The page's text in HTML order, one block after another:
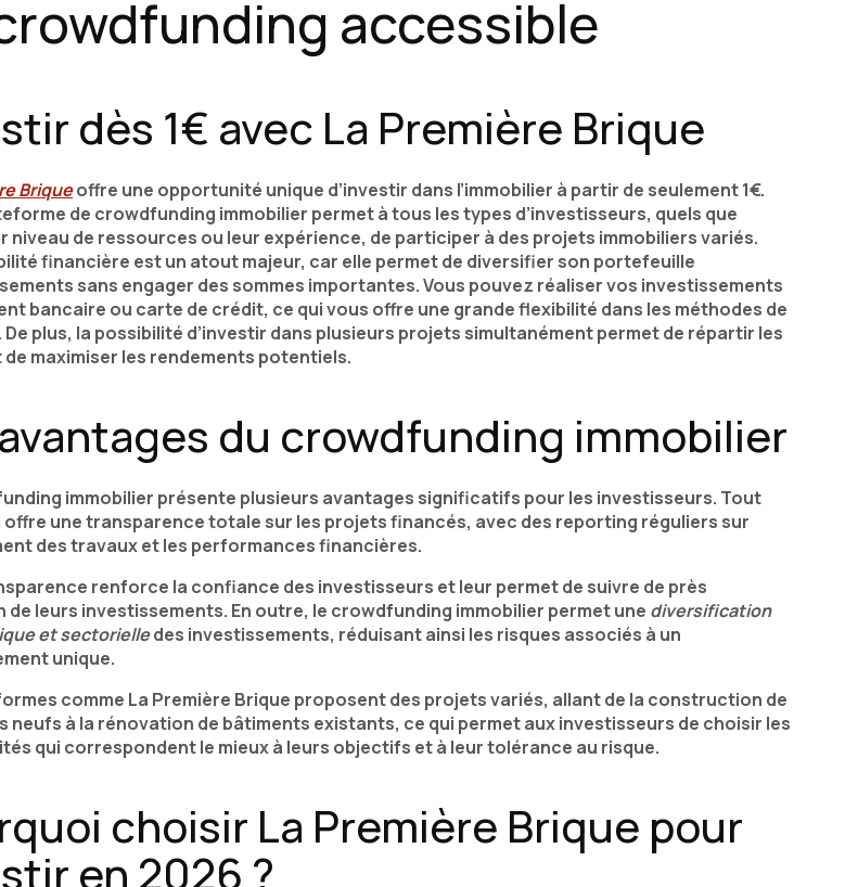
accessible
dès 1€ avec La Première Brique
Briqueoffre une opportunité unique d’investir dans l’immobilier à partir de seulement 1€.
de crowdfunding immobilier permet à tous les types d’investisseurs, quels que
niveau de ressources ou leur expérience, de participer à des projets immobiliers variés.
financière est un atout majeur, car elle permet de diversifier son portefeuille
sans engager des sommes importantes. Vous pouvez réaliser vos investissements
bancaire ou carte de crédit, ce qui vous offre une grande flexibilité dans les méthodes de
De plus, la possibilité d’investir dans plusieurs projets simultanément permet de répartir les
de maximiser les rendements potentiels.
du crowdfunding immobilier
immobilier présente plusieurs avantages significatifs pour les investisseurs. Tout
offre une transparence totale sur les projets financés, avec des reporting réguliers sur
des travaux et les performances financières.
renforce la confiance des investisseurs et leur permet de suivre de près
de leurs investissements. En outre, le crowdfunding immobilier permet une diversification
et sectorielledes investissements, réduisant ainsi les risques associés à un
unique.
comme La Première Brique proposent des projets variés, allant de la construction de
neufs à la rénovation de bâtiments existants, ce qui permet aux investisseurs de choisir les
qui correspondent le mieux à leurs objectifs et à leur tolérance au risque.
choisir La Première Brique pour
en 2026 ?